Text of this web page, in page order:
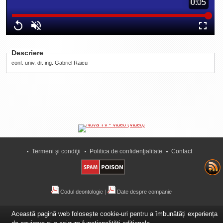
Subiecte grele
Bucuria Credinţei
Replica Braşovului
Loaded:
0%
0:05
Progress:
0%
Replay Unmute
Duration
Time
0:05
Descriere
conf. univ. dr. ing. Gabriel Raicu
Termeni şi condiţii Politica de confidenţialitate Contact
Codul deontologic | Date despre companie
Această pagină web folosește cookie-uri pentru a îmbunătăți experiența